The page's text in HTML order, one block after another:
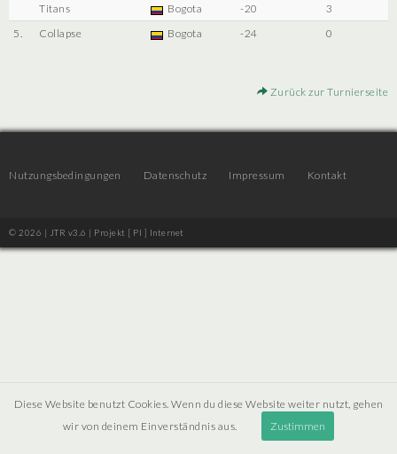
Titans
Bogota -20
3
5.
Collapse Bogota -24 0
Zurück zur Turnierseite
Nutzungsbedingungen Datenschutz Impressum Kontakt
© 2026 | JTR v3.6 | Projekt [ PI ] Internet
Diese Website benutzt Cookies. Wenn du diese Website weiter nutzt, gehen
wir von deinem Einverständnis aus.
Zustimmen